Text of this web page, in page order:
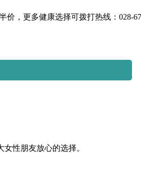
，更多健康选择可拨打热线：028-
性朋友放心的选择。